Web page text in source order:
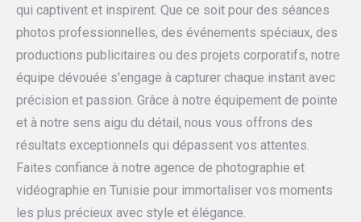
qui captivent et inspirent. Que ce soit pour des séances
photos professionnelles, des événements spéciaux, des
productions publicitaires ou des projets corporatifs, notre
équipe dévouée s'engage à capturer chaque instant avec
précision et passion. Grâce à notre équipement de pointe
et à notre sens aigu du détail, nous vous offrons des
résultats exceptionnels qui dépassent vos attentes.
Faites confiance à notre agence de photographie et
vidéographie en Tunisie pour immortaliser vos moments
les plus précieux avec style et élégance.